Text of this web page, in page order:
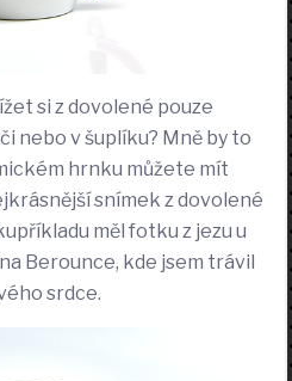
si z dovolené pouze
nebo v šuplíku? Mně by to
hrnku můžete mít
snímek z dovolené
měl fotku z jezu u
Berounce, kde jsem trávil
srdce.